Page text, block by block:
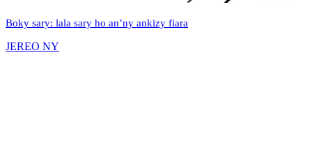
Boky sary: lala sary ho an’ny ankizy fiara
JEREO NY